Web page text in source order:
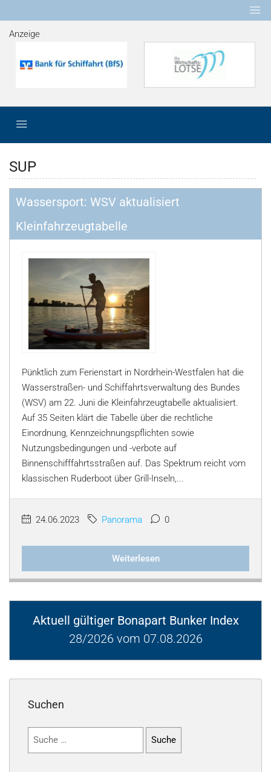
Anzeige
SUP
Wassersport: WSV aktualisiert
Kleinfahrzeugtabelle
Pünktlich zum Ferienstart in Nordrhein-Westfalen hat die
Wasserstraßen- und Schiffahrtsverwaltung des Bundes
(WSV) am 22. Juni die Kleinfahrzeugtabelle aktualisiert.
Auf 35 Seiten klärt die Tabelle über die rechtliche
Einordnung, Kennzeichnungspflichten sowie
Nutzungsbedingungen und -verbote auf
Binnenschifffahrtsstraßen auf. Das Spektrum reicht vom
klassischen Ruderboot über Grill-Inseln,...
24.06.2023 Panorama 0
Weiterlesen
Aktuell gültiger Bonapart Bunker Index
28/2026 vom 07.08.2026
Suchen
Suchen